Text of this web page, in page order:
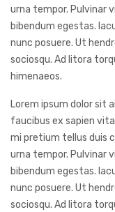
urna tempor. Pulvinar
bibendum egestas.
nunc posuere. Ut
sociosqu. Ad litora
himenaeos.
Lorem ipsum dolor sit
faucibus ex sapien
mi pretium tellus duis
urna tempor. Pulvinar
bibendum egestas.
nunc posuere. Ut
sociosqu. Ad litora